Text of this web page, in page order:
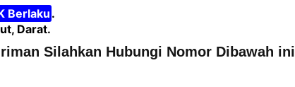
Berlaku.
Darat.
Silahkan Hubungi Nomor Dibawah ini